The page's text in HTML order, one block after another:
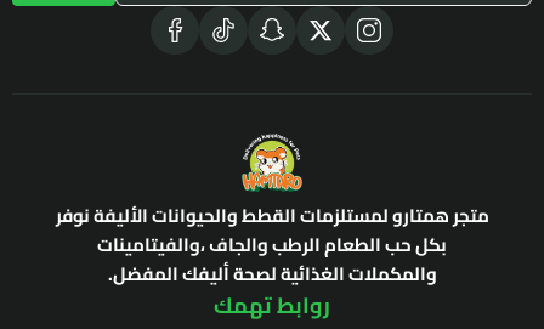
متجر همتارو لمستلزمات القطط والحيوانات الأليفة نوفر
بكل حب الطعام الرطب والجاف ،والفيتامينات
والمكملات الغذائية لصحة أليفك المفضل.
روابط تهمك